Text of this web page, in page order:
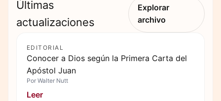
Últimas
actualizaciones
Explorar
archivo
EDITORIAL
Conocer a Dios según la Primera Carta del
Apóstol Juan
Por Walter Nutt
Leer